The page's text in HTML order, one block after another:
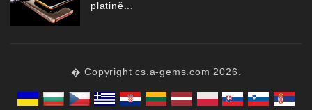
platině...
� Copyright cs.a-gems.com 2026.